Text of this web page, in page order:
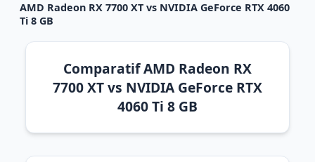
AMD Radeon RX 7700 XT vs NVIDIA GeForce RTX 4060
Ti 8 GB
Comparatif AMD Radeon RX
7700 XT vs NVIDIA GeForce RTX
4060 Ti 8 GB